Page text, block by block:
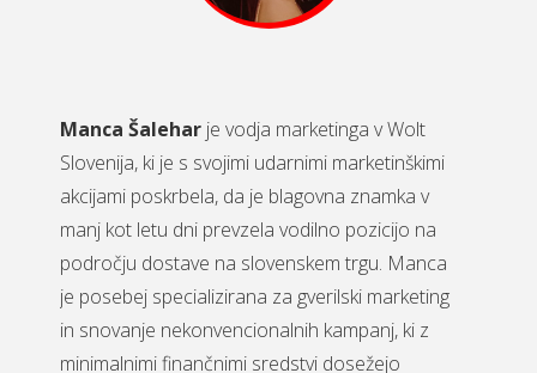
Manca Šalehar je vodja marketinga v Wolt
Slovenija, ki je s svojimi udarnimi marketinškimi
akcijami poskrbela, da je blagovna znamka v
manj kot letu dni prevzela vodilno pozicijo na
področju dostave na slovenskem trgu. Manca
je posebej specializirana za gverilski marketing
in snovanje nekonvencionalnih kampanj, ki z
minimalnimi finančnimi sredstvi dosežejo